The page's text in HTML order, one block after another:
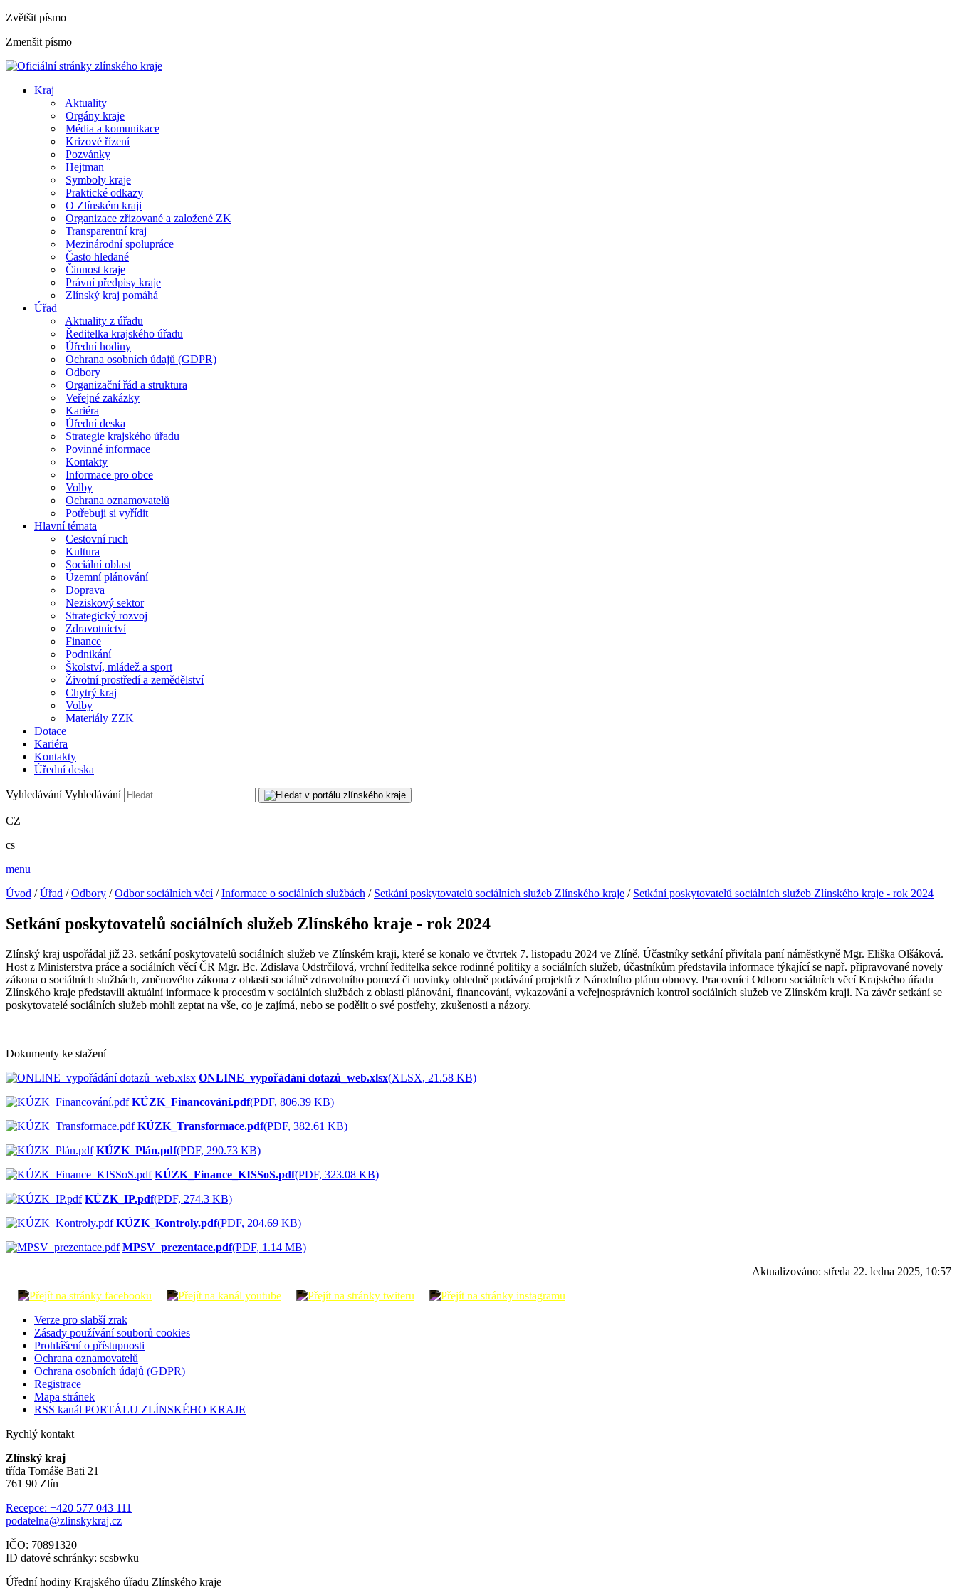
Zvětšit písmo
Zmenšit písmo
Kraj
Aktuality
Orgány kraje
Média a komunikace
Krizové řízení
Pozvánky
Hejtman
Symboly kraje
Praktické odkazy
O Zlínském kraji
Organizace zřizované a založené ZK
Transparentní kraj
Mezinárodní spolupráce
Často hledané
Činnost kraje
Právní předpisy kraje
Zlínský kraj pomáhá
Úřad
Aktuality z úřadu
Ředitelka krajského úřadu
Úřední hodiny
Ochrana osobních údajů (GDPR)
Odbory
Organizační řád a struktura
Veřejné zakázky
Kariéra
Úřední deska
Strategie krajského úřadu
Povinné informace
Kontakty
Informace pro obce
Volby
Ochrana oznamovatelů
Potřebuji si vyřídit
Hlavní témata
Cestovní ruch
Kultura
Sociální oblast
Územní plánování
Doprava
Neziskový sektor
Strategický rozvoj
Zdravotnictví
Finance
Podnikání
Školství, mládež a sport
Životní prostředí a zemědělství
Chytrý kraj
Volby
Materiály ZZK
Dotace
Kariéra
Kontakty
Úřední deska
Vyhledávání Vyhledávání
CZ
cs
menu
Úvod /Úřad /Odbory /Odbor sociálních věcí/Informace o sociálních službách / Setkání poskytovatelů sociálních služeb Zlínského kraje / Setkání poskytovatelů sociálních služeb Zlínského kraje - rok 2024
Setkání poskytovatelů sociálních služeb Zlínského kraje - rok 2024
Zlínský kraj uspořádal již 23. setkání poskytovatelů sociálních služeb ve Zlínském kraji, které se konalo ve čtvrtek 7. listopadu 2024 ve Zlíně. Účastníky setkání přivítala paní náměstkyně Mgr. Eliška Olšáková.
Host z Ministerstva práce a sociálních věcí ČR Mgr. Bc. Zdislava Odstrčilová, vrchní ředitelka sekce rodinné politiky a sociálních služeb, účastníkům představila informace týkající se např. připravované novely
zákona o sociálních službách, změnového zákona z oblasti sociálně zdravotního pomezí či novinky ohledně podávání projektů z Národního plánu obnovy. Pracovníci Odboru sociálních věcí Krajského úřadu
Zlínského kraje představili aktuální informace k procesům v sociálních službách z oblasti plánování, financování, vykazování a veřejnosprávních kontrol sociálních služeb ve Zlínském kraji. Na závěr setkání se
poskytovatelé sociálních služeb mohli zeptat na vše, co je zajímá, nebo se podělit o své postřehy, zkušenosti a názory.
Dokumenty ke stažení
ONLINE_vypořádání dotazů_web.xlsx(XLSX, 21.58 KB)
KÚZK_Financování.pdf(PDF, 806.39 KB)
KÚZK_Transformace.pdf(PDF, 382.61 KB)
KÚZK_Plán.pdf(PDF, 290.73 KB)
KÚZK_Finance_KISSoS.pdf(PDF, 323.08 KB)
KÚZK_IP.pdf(PDF, 274.3 KB)
KÚZK_Kontroly.pdf(PDF, 204.69 KB)
MPSV_prezentace.pdf(PDF, 1.14 MB)
Aktualizováno: středa 22. ledna 2025, 10:57
Verze pro slabší zrak
Zásady používání souborů cookies
Prohlášení o přístupnosti
Ochrana oznamovatelů
Ochrana osobních údajů (GDPR)
Registrace
Mapa stránek
RSS kanál PORTÁLU ZLÍNSKÉHO KRAJE
Rychlý kontakt
Zlínský kraj
třída Tomáše Bati 21
761 90 Zlín
Recepce: +420 577 043 111
podatelna@zlinskykraj.cz
IČO: 70891320
ID datové schránky: scsbwku
Úřední hodiny Krajského úřadu Zlínského kraje